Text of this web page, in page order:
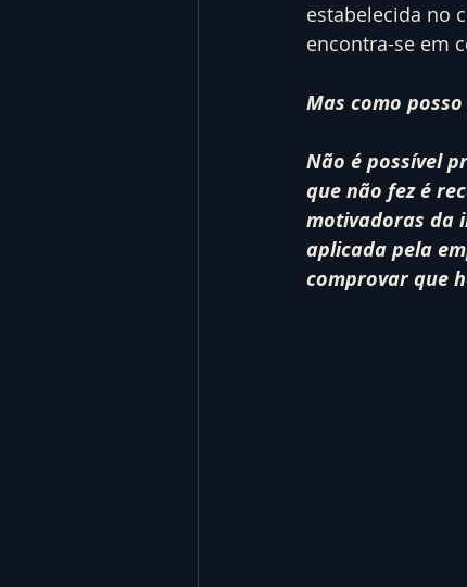
estabelecida no
encontra-se em
Mas como
Não é possível
que não fez é
motivadoras da
aplicada pela
comprovar que